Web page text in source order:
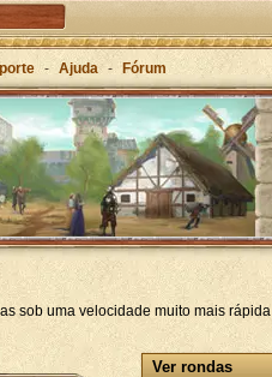
Antiga
- Ajuda - Fórum
sob uma velocidade muito mais rápida
Ver rondas